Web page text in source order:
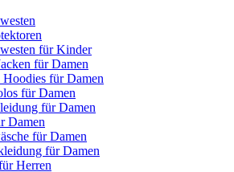
für Kinder
für Damen
für Damen
für Damen
für Damen
Damen
für Damen
für Damen
Herren